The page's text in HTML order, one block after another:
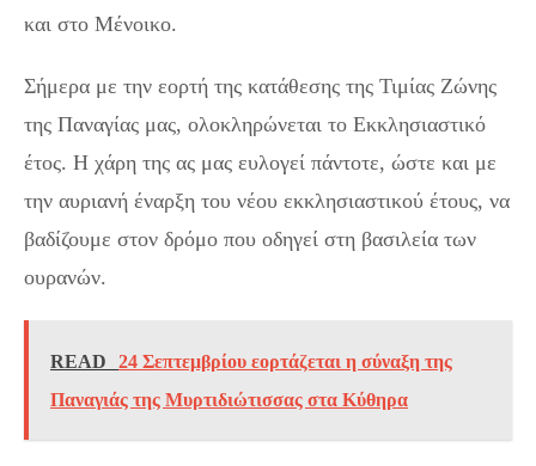
και στο Μένοικο.
Σήμερα με την εορτή της κατάθεσης της Τιμίας Ζώνης
της Παναγίας μας, ολοκληρώνεται το Εκκλησιαστικό
έτος. Η χάρη της ας μας ευλογεί πάντοτε, ώστε και με
την αυριανή έναρξη του νέου εκκλησιαστικού έτους, να
βαδίζουμε στον δρόμο που οδηγεί στη βασιλεία των
ουρανών.
READ
24 Σεπτεμβρίου εορτάζεται η σύναξη της
Παναγιάς της Μυρτιδιώτισσας στα Κύθηρα